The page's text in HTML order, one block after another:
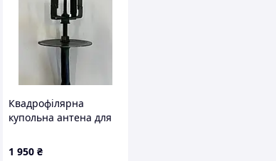
Квадрофілярна
купольна антена для
1200 МГц)
1 950 ₴